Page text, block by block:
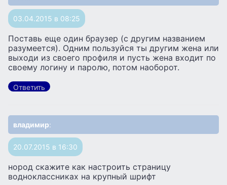
03.04.2015 в 08:25
Поставь еще один браузер (с другим названием
разумеется). Одним пользуйся ты другим жена или
выходи из своего профиля и пусть жена входит по
своему логину и паролю, потом наоборот.
Ответить
владимир:
20.07.2015 в 16:30
нород скажите как настроить страницу
водноклассниках на крупный шрифт